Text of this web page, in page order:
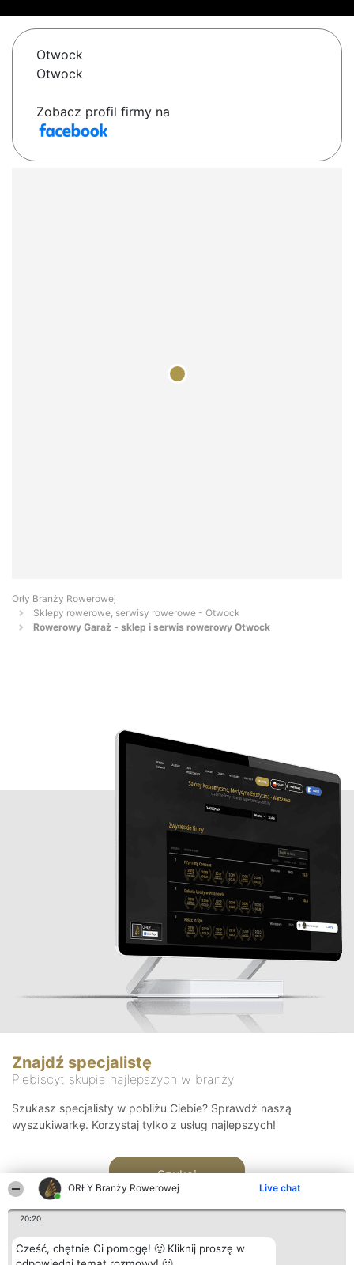
ORŁY Branży Rowerowej Live chat
20:20
Cześć, chętnie Ci pomogę! 🙂 Kliknij proszę w
Otwock
Otwock
Zobacz profil firmy na
Orły Branży Rowerowej
Sklepy rowerowe, serwisy rowerowe - Otwock
Rowerowy Garaż - sklep i serwis rowerowy Otwock
Znajdź specjalistę
Plebiscyt skupia najlepszych w branży
Szukasz specjalisty w pobliżu Ciebie? Sprawdź naszą
wyszukiwarkę. Korzystaj tylko z usług najlepszych!
Szukaj